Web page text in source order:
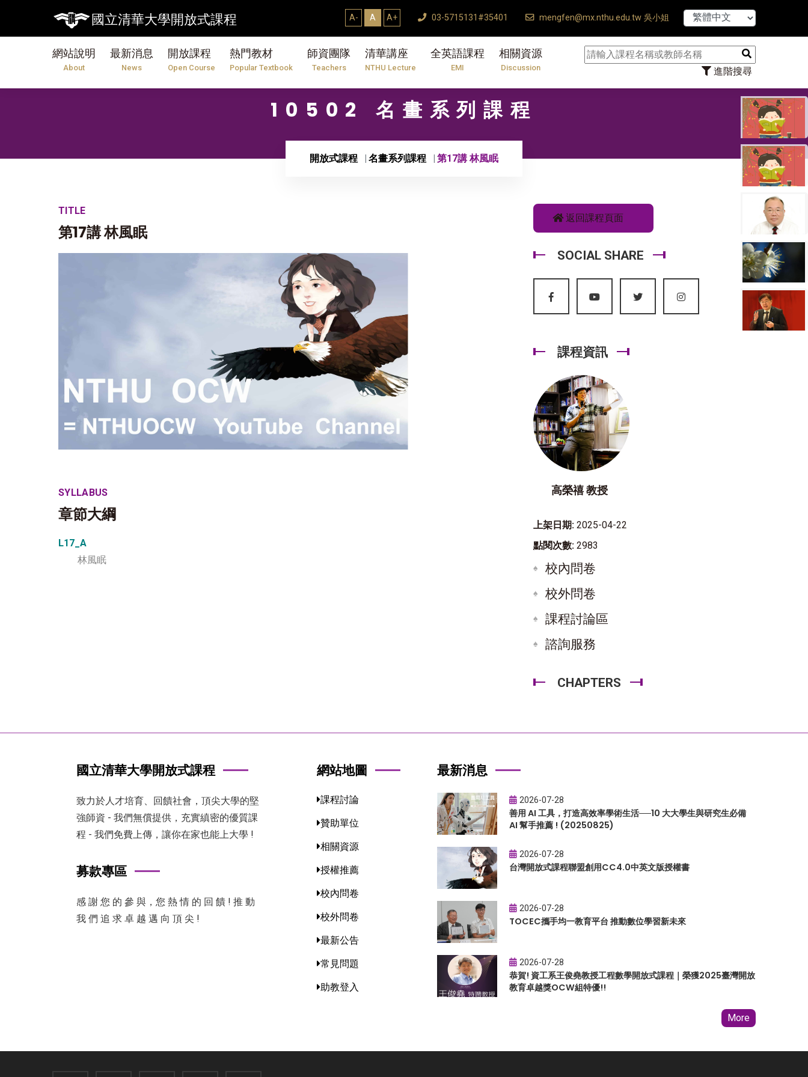
國立清華大學開放式課程 A- A A+ 03-5715131#35401 mengfen@mx.nthu.edu.tw 吳小姐
網站說明
About
最新消息
News
開放課程
Open Course
熱門教材
Popular Textbook
師資團隊
Teachers
清華講座
NTHU Lecture
全英語課程
EMI
相關資源
Discussion 進階搜尋
【7/31】114學
10502 名畫系列課程
開放式課程 名畫系列課程 第17講 林風眠
TITLE
第17講 林風眠
SYLLABUS
章節大綱
L17_A
林風眠
返回課程頁面
SOCIAL SHARE
課程資訊
高榮禧 教授
上架日期: 2025-04-22
點閱次數: 2983
校內問卷
校外問卷
課程討論區
諮詢服務
CHAPTERS
國立清華大學開放式課程
致力於人才培育、回饋社會，頂尖大學的堅
強師資 - 我們無償提供，充實縝密的優質課
程 - 我們免費上傳，讓你在家也能上大學 !
募款專區
感 謝 您 的 參 與，您 熱 情 的 回 饋 ! 推 動
我 們 追 求 卓 越 邁 向 頂 尖 !
網站地圖
課程討論
贊助單位
相關資源
授權推薦
校內問卷
校外問卷
最新公告
常見問題
助教登入
最新消息
2026-07-28
善用 AI 工具，打造高效率學術生活──10 大大學生與研究生必備
AI 幫手推薦 ! (20250825)
2026-07-28
台灣開放式課程聯盟創用CC4.0中英文版授權書
2026-07-28
TOCEC攜手均一教育平台 推動數位學習新未來
2026-07-28
恭賀! 資工系王俊堯教授工程數學開放式課程｜榮獲2025臺灣開放
教育卓越獎OCW組特優!!
More